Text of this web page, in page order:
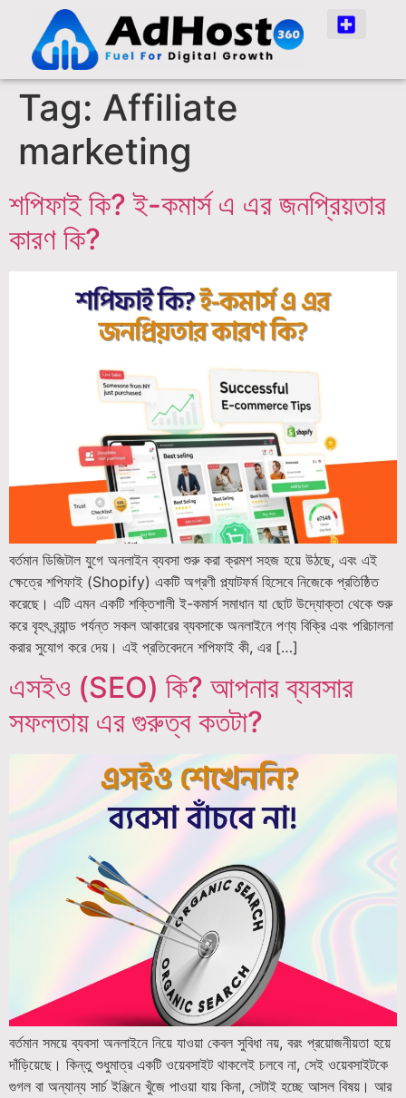
Tag: Affiliate
marketing
শপিফাই কি? ই-কমার্স এ এর জনপ্রিয়তার
কারণ কি?
বর্তমান ডিজিটাল যুগে অনলাইন ব্যবসা শুরু করা ক্রমশ সহজ হয়ে উঠছে, এবং এই
ক্ষেত্রে শপিফাই (Shopify) একটি অগ্রণী প্ল্যাটফর্ম হিসেবে নিজেকে প্রতিষ্ঠিত
করেছে। এটি এমন একটি শক্তিশালী ই-কমার্স সমাধান যা ছোট উদ্যোক্তা থেকে শুরু
করে বৃহৎ ব্র্যান্ড পর্যন্ত সকল আকারের ব্যবসাকে অনলাইনে পণ্য বিক্রি এবং পরিচালনা
করার সুযোগ করে দেয়। এই প্রতিবেদনে শপিফাই কী, এর […]
এসইও (SEO) কি? আপনার ব্যবসার
সফলতায় এর গুরুত্ব কতটা?
বর্তমান সময়ে ব্যবসা অনলাইনে নিয়ে যাওয়া কেবল সুবিধা নয়, বরং প্রয়োজনীয়তা হয়ে
দাঁড়িয়েছে। কিন্তু শুধুমাত্র একটি ওয়েবসাইট থাকলেই চলবে না, সেই ওয়েবসাইটকে
গুগল বা অন্যান্য সার্চ ইঞ্জিনে খুঁজে পাওয়া যায় কিনা, সেটাই হচ্ছে আসল বিষয়। আর